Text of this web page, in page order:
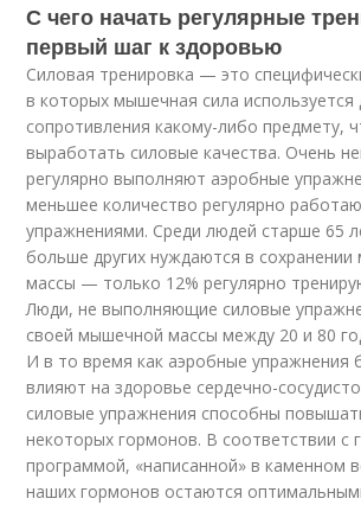
С чего начать регулярные
первый шаг к здоровью
Силовая тренировка — это
в которых мышечная сила используется
сопротивления какому-либо предмету,
выработать силовые качества. Очень
регулярно выполняют аэробные
меньшее количество регулярно
упражнениями. Среди людей старше 65
больше других нуждаются в
массы — только 12% регулярно
Люди, не выполняющие силовые
своей мышечной массы между 20 и 80
И в то время как аэробные упражнения
влияют на здоровье сердечно-
силовые упражнения способны
некоторых гормонов. В соответствии с
программой, «написанной» в каменном
наших гормонов остаются